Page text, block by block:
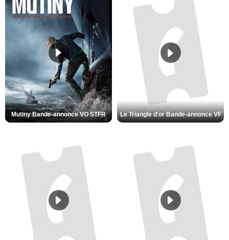
Mutiny Bande-annonce VO STFR Le Triangle d'or Bande-annonce VF